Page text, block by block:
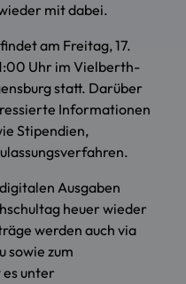
mit dabei.
am Freitag, 17.
Uhr im Vielberth-
statt. Darüber
Informationen
Stipendien,
Ausgaben
heuer wieder
werden auch via
sowie zum
unter